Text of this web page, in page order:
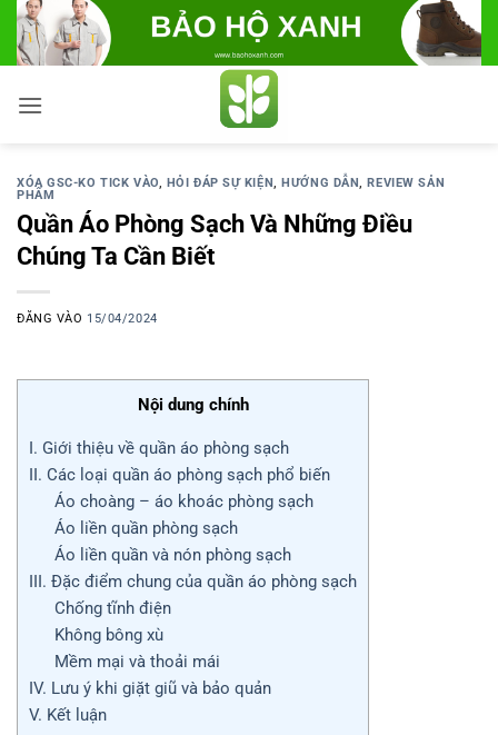
Bỏ
qua
nội
dung
XÓA GSC-KO TICK VÀO, HỎI ĐÁP SỰ KIỆN, HƯỚNG DẪN, REVIEW SẢN
PHẨM
Quần Áo Phòng Sạch Và Những Điều
Chúng Ta Cần Biết
ĐĂNG VÀO 15/04/2024
Nội dung chính
I. Giới thiệu về quần áo phòng sạch
II. Các loại quần áo phòng sạch phổ biến
Áo choàng – áo khoác phòng sạch
Áo liền quần phòng sạch
Áo liền quần và nón phòng sạch
III. Đặc điểm chung của quần áo phòng sạch
Chống tĩnh điện
Không bông xù
Mềm mại và thoải mái
IV. Lưu ý khi giặt giũ và bảo quản
V. Kết luận